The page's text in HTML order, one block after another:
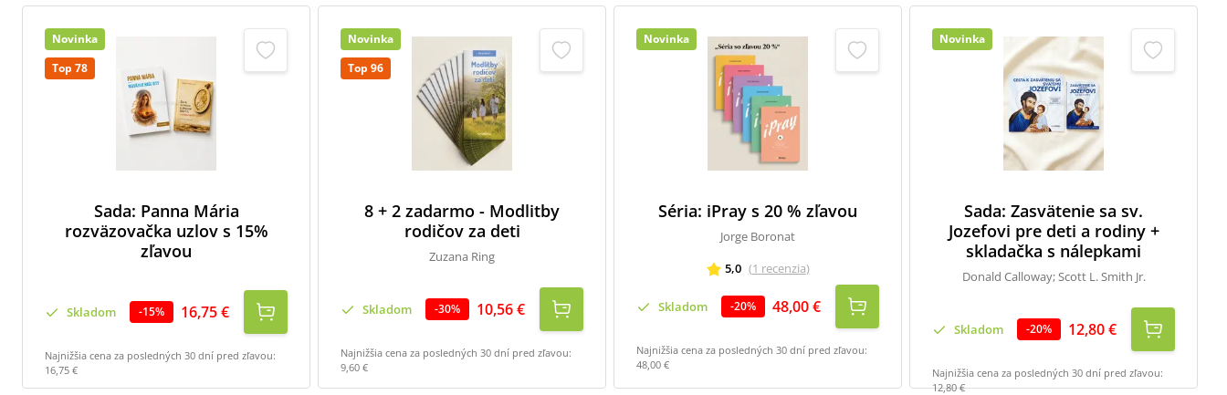
Novinka
Top 78
Sada: Panna Mária
rozväzovačka uzlov s 15%
zľavou
Skladom -15% 16,75 €
Najnižšia cena za posledných 30 dní pred zľavou:
16,75 €
Novinka
Top 96
8 + 2 zadarmo - Modlitby
rodičov za deti
Zuzana Ring
Skladom -30% 10,56 €
Najnižšia cena za posledných 30 dní pred zľavou:
9,60 €
Novinka
Séria: iPray s 20 % zľavou
Jorge Boronat
5,0 (1 recenzia)
Skladom -20% 48,00 €
Najnižšia cena za posledných 30 dní pred zľavou:
48,00 €
Novinka
Sada: Zasvätenie sa sv.
Jozefovi pre deti a rodiny +
skladačka s nálepkami
Donald Calloway; Scott L. Smith Jr.
Skladom -20% 12,80 €
Najnižšia cena za posledných 30 dní pred zľavou:
12,80 €